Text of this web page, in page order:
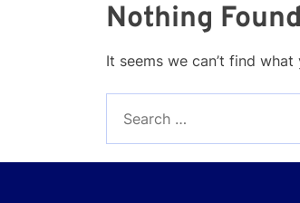
Nothing Found
It seems we can’t find
for: